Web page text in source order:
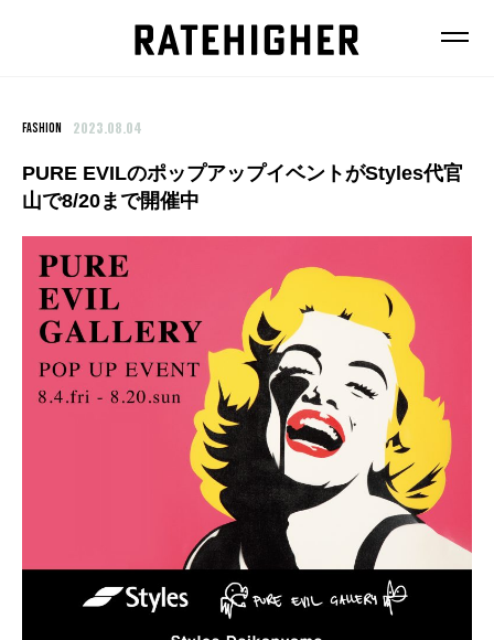
FEATURE
NEWS
KNOWLEDGE
FASHION 2023.08.04
PURE EVILのポップアップイベントがStyles代官
山で8/20まで開催中